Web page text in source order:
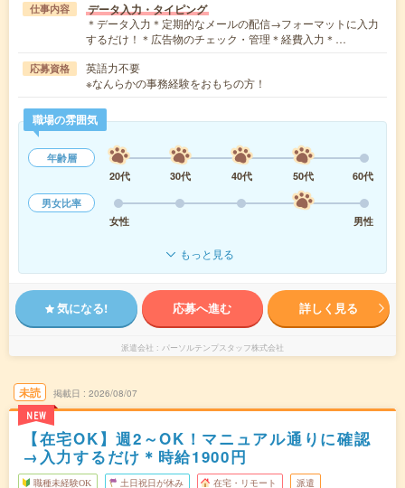
仕事内容 データ入力・タイピング
＊データ入力＊定期的なメールの配信→フォーマットに入力
するだけ！＊広告物のチェック・管理＊経費入力＊…
応募資格
英語力不要
※なんらかの事務経験をおもちの方！
職場の雰囲気
年齢層
20代
30代 40代 50代
60代
男女比率
女性
男性
もっと見る
気になる! 応募へ進む 詳しく見る
派遣会社 パーソルテンプスタッフ株式会社
未読
NEW
掲載日 2026/08/07
【在宅OK】週2～OK！マニュアル通りに確認
→入力するだけ＊時給1900円
職種未経験OK 土日祝日が休み 在宅・リモート 派遣